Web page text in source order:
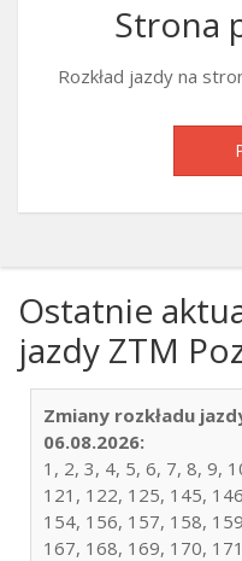
Strona
Rozkład jazdy na
Ostatnie
jazdy ZTM
Zmiany rozkładu
06.08.2026:
1, 2, 3, 4, 5, 6, 7, 8, 9,
121, 122, 125, 145,
154, 156, 157, 158,
167, 168, 169, 170,